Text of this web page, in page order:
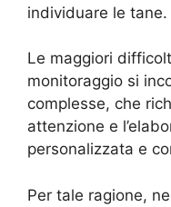
individuare le tane.
Le maggiori
monitoraggio si
complesse, che
attenzione e
personalizzata e
Per tale ragione,